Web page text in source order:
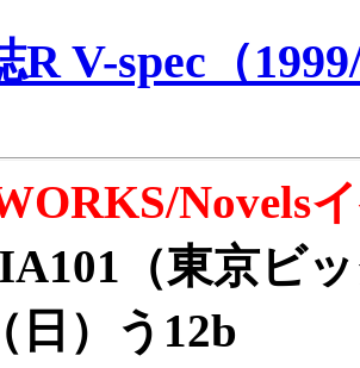
R V-spec（
Novels
（東京ビ
日）う12b